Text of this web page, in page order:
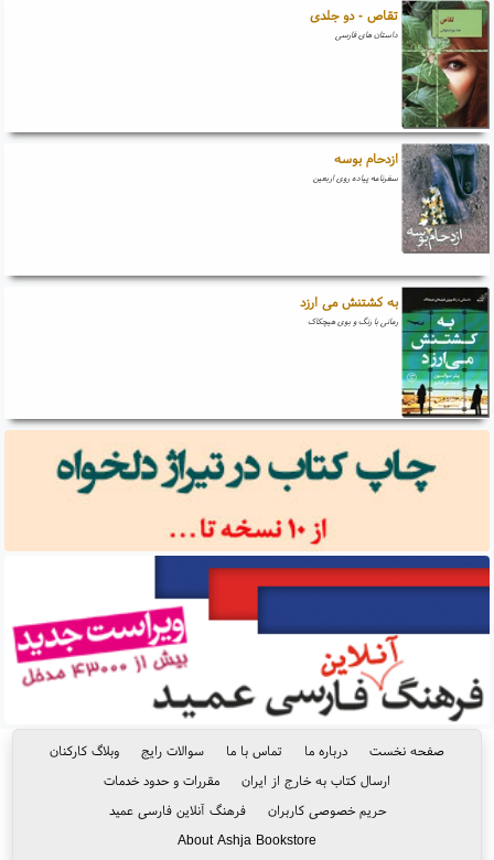
تقاص - دو جلدی
داستان های فارسی
ازدحام بوسه
سفرنامه پیاده روی اربعین
به کشتنش می ارزد
رمانی با رنگ و بوی هیچکاک
صفحه نخست درباره ما تماس با ما سوالات رایج
وبلاگ کارکنان
ارسال کتاب به خارج از ایران
مقررات و حدود خدمات
حریم خصوصی کاربران
فرهنگ آنلاین فارسی عمید
About Ashja Bookstore